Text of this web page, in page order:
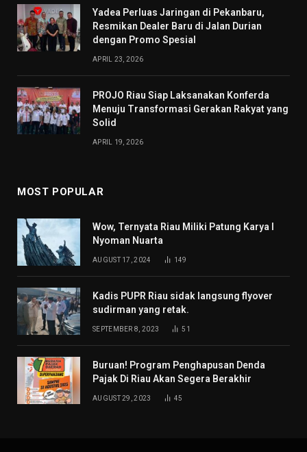
Yadea Perluas Jaringan di Pekanbaru,
Resmikan Dealer Baru di Jalan Durian
dengan Promo Spesial
APRIL 23, 2026
PROJO Riau Siap Laksanakan Konferda
Menuju Transformasi Gerakan Rakyat yang
Solid
APRIL 19, 2026
MOST POPULAR
Wow, Ternyata Riau Miliki Patung Karya I
Nyoman Nuarta
AUGUST 17, 2024 149
Kadis PUPR Riau sidak langsung flyover
sudirman yang retak.
SEPTEMBER 8, 2023 51
Buruan! Program Penghapusan Denda
Pajak Di Riau Akan Segera Berakhir
AUGUST 29, 2023 45